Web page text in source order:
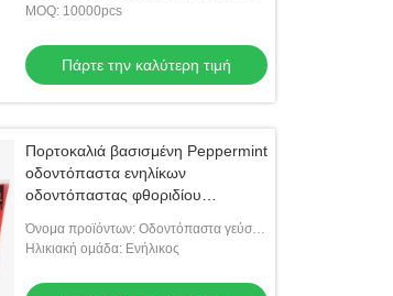
Γεύση βακκινίων
MOQ: 10000pcs
Πάρτε την καλύτερη τιμή
Πορτοκαλιά βασισμένη Peppermint
οδοντόπαστα ενηλίκων
οδοντόπαστας φθοριδίου
Όνομα προϊόντων: Οδοντόπαστα γεύσης
φρούτων
Ηλικιακή ομάδα: Ενήλικος